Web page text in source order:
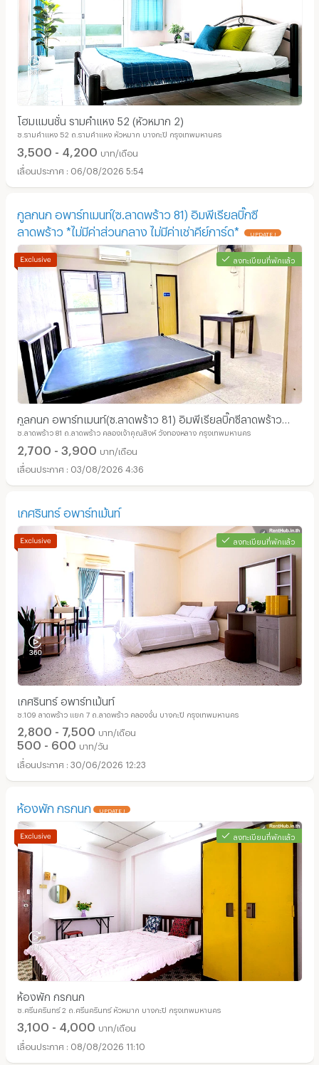
โฮมแมนชั่น รามคำแหง 52 ​(หัวหมาก 2)
ซ.รามคำแหง 52 ถ.รามคำแหง หัวหมาก บางกะปิ กรุงเทพมหานคร
3,500 - 4,200 บาท/เดือน
06/08/2026 5:54
กูลกนก อพาร์ทเมนท์(ซ.ลาดพร้าว 81) อิมพีเรียลบิ๊กซี
ลาดพร้าว *ไม่มีค่าส่วนกลาง ไม่มีค่าเช่าคีย์การ์ด*
UPDATE !
ลงทะเบียนที่พักแล้ว
กูลกนก อพาร์ทเมนท์(ซ.ลาดพร้าว 81) อิมพีเรียลบิ๊กซีลาดพร้าว
*ไม่มีค่าส่วนกลาง ไม่มีค่าเช่าคีย์การ์ด*
ซ.ลาดพร้าว 81 ถ.ลาดพร้าว คลองเจ้าคุณสิงห์ วังทองหลาง กรุงเทพมหานคร
2,700 - 3,900 บาท/เดือน
03/08/2026 4:36
เกศรินทร์ อพาร์ทเม้นท์
ลงทะเบียนที่พักแล้ว
เกศรินทร์ อพาร์ทเม้นท์
ซ.109 ลาดพร้าว แยก 7 ถ.ลาดพร้าว คลองจั่น บางกะปิ กรุงเทพมหานคร
2,800 - 7,500 บาท/เดือน
500 - 600 บาท/วัน
30/06/2026 12:23
ห้องพัก กรกนก UPDATE !
ลงทะเบียนที่พักแล้ว
ห้องพัก กรกนก
ซ.ศรีนครินทร์ 2 ถ.ศรีนครินทร์ หัวหมาก บางกะปิ กรุงเทพมหานคร
3,100 - 4,000 บาท/เดือน
08/08/2026 11:10